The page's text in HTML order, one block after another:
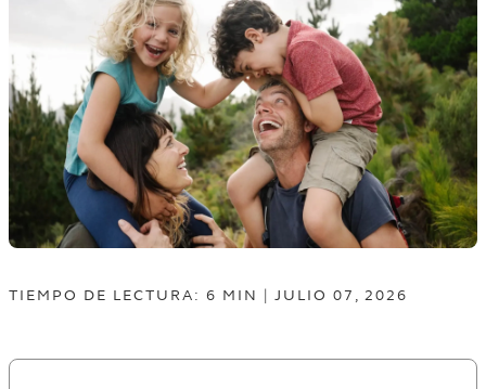
TIEMPO DE LECTURA: 6 MIN | JULIO 07, 2026